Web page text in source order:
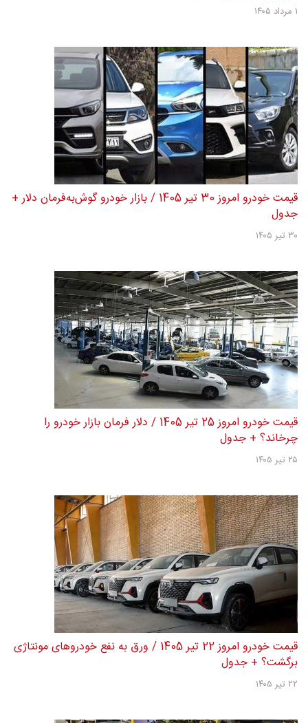
۱ مرداد ۱۴۰۵
قیمت خودرو امروز 30 تیر 1405 / بازار خودرو گوش‌به‌فرمان دلار +
جدول
۳۰ تیر ۱۴۰۵
قیمت خودرو امروز 25 تیر 1405 / دلار فرمان بازار خودرو را
چرخاند؟ + جدول
۲۵ تیر ۱۴۰۵
قیمت خودرو امروز 22 تیر 1405 / ورق به نفع خودروهای مونتاژی
برگشت؟ + جدول
۲۲ تیر ۱۴۰۵